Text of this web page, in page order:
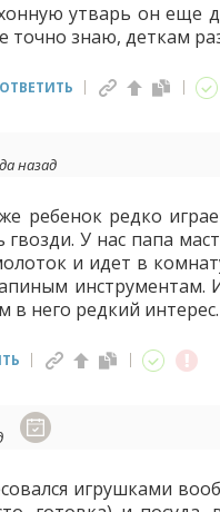
утварь он еще
точно знаю, деткам
ОТВЕТИТЬ
назад
ребенок редко
гвозди. У нас папа
и идет в
инструментам.
в него редкий интерес.
игрушками